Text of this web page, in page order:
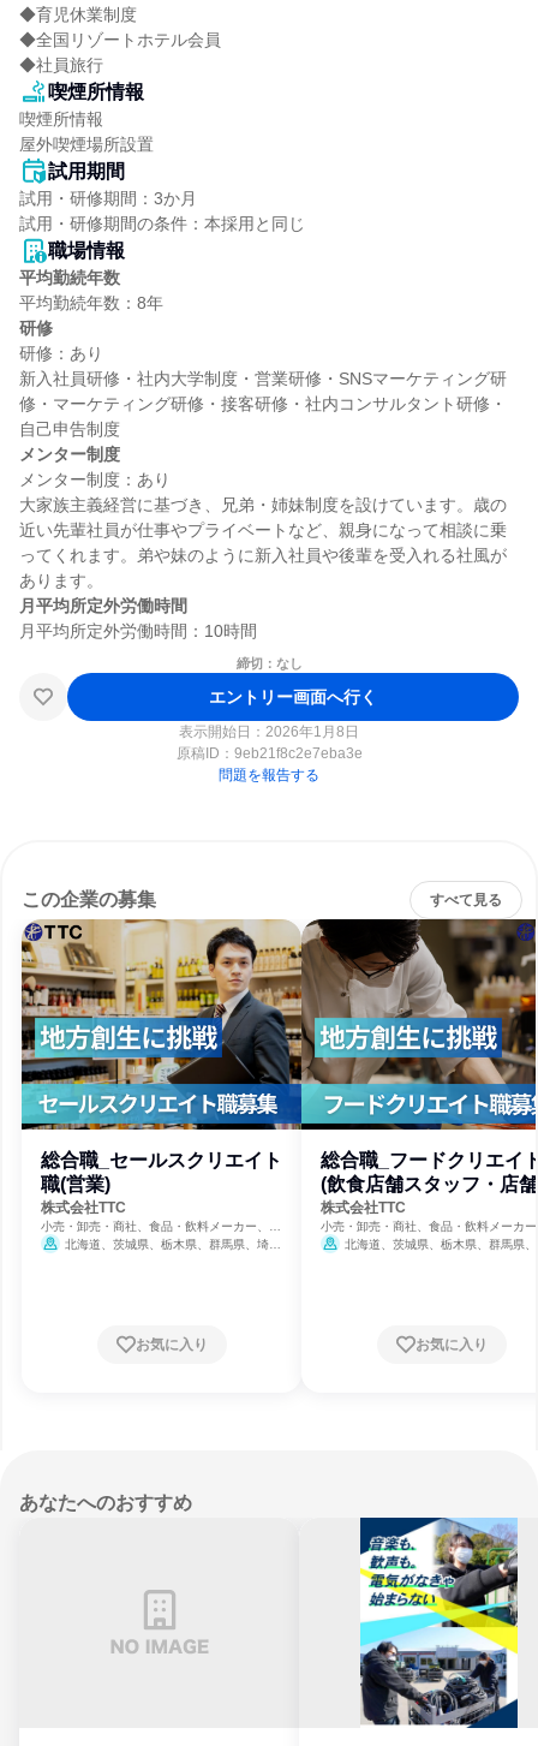
◆育児休業制度
◆全国リゾートホテル会員
◆社員旅行
喫煙所情報
喫煙所情報
屋外喫煙場所設置
試用期間
試用・研修期間：3か月
職場情報
平均勤続年数
研修
研修：あり
新入社員研修・社内大学制度・営業研修・SNSマーケティング研
修・マーケティング研修・接客研修・社内コンサルタント研修・
メンター制度
メンター制度：あり
大家族主義経営に基づき、兄弟・姉妹制度を設けています。歳の
近い先輩社員が仕事やプライベートなど、親身になって相談に乗
ってくれます。弟や妹のように新入社員や後輩を受入れる社風が
月平均所定外労働時間
締切：なし
エントリー画面へ行く
表示開始日：2026年1月8日
原稿ID： 9eb21f8c2e7eba3e
問題を報告する
この企業の募集 すべて見る
総合職_セールスクリエイト
職(営業)
株式会社TTC
小売・卸売・商社、食品・飲料メーカー、観
光・旅行・宿泊
北海道、茨城県、栃木県、群馬県、埼玉
お気に入り
総合職_フードクリエイ
(飲食店舗スタッフ・店
営)
株式会社TTC
小売・卸売・商社、食品・飲料メーカ
光・旅行・宿泊
北海道、茨城県、栃木県、群馬県
お気に入り
あなたへのおすすめ